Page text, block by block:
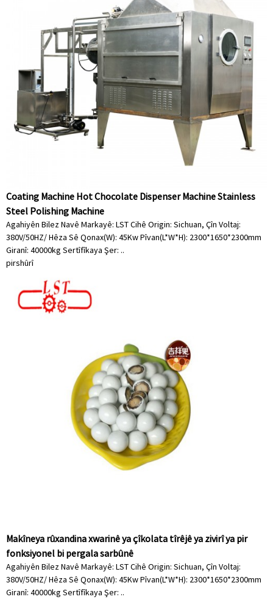
Coating Machine Hot Chocolate Dispenser Machine Stainless
Steel Polishing Machine
Agahiyên Bilez Navê Markayê: LST Cihê Origin: Sichuan, Çîn Voltaj:
380V/50HZ/ Hêza Sê Qonax(W): 45Kw Pîvan(L*W*H): 2300*1650*2300mm
Giranî: 40000kg Sertîfîkaya Şer: ..
pirshûrî
Makîneya rûxandina xwarinê ya çîkolata tîrêjê ya zivirî ya pir
fonksiyonel bi pergala sarbûnê
Agahiyên Bilez Navê Markayê: LST Cihê Origin: Sichuan, Çîn Voltaj:
380V/50HZ/ Hêza Sê Qonax(W): 45Kw Pîvan(L*W*H): 2300*1650*2300mm
Giranî: 40000kg Sertîfîkaya Şer: ..